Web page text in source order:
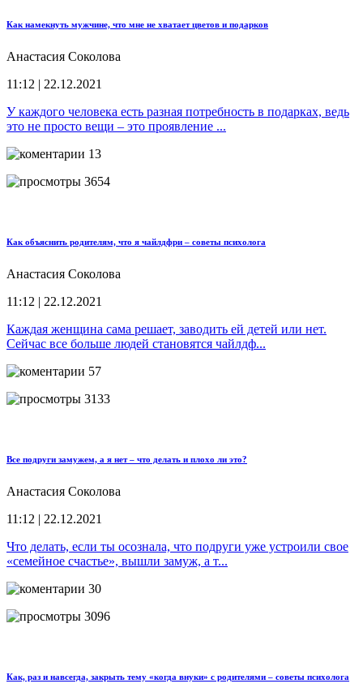
Как намекнуть мужчине, что мне не хватает цветов и подарков
Анастасия Соколова
11:12 | 22.12.2021
У каждого человека есть разная потребность в подарках, ведь
это не просто вещи – это проявление ...
13
3654
Как объяснить родителям, что я чайлдфри – советы психолога
Анастасия Соколова
11:12 | 22.12.2021
Каждая женщина сама решает, заводить ей детей или нет.
Сейчас все больше людей становятся чайлдф...
57
3133
Все подруги замужем, а я нет – что делать и плохо ли это?
Анастасия Соколова
11:12 | 22.12.2021
Что делать, если ты осознала, что подруги уже устроили свое
«семейное счастье», вышли замуж, а т...
30
3096
Как, раз и навсегда, закрыть тему «когда внуки» с родителями – советы психолога